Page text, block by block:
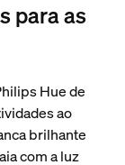
para as
Hue de
ao
brilhante
com a luz